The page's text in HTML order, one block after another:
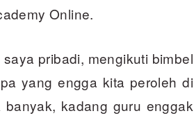
Online.
pribadi, mengikuti bimbel
yang engga kita peroleh di
kadang guru enggak